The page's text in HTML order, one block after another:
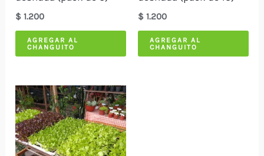
$ 1.200
AGREGAR AL
CHANGUITO
$ 1.200
AGREGAR AL
CHANGUITO